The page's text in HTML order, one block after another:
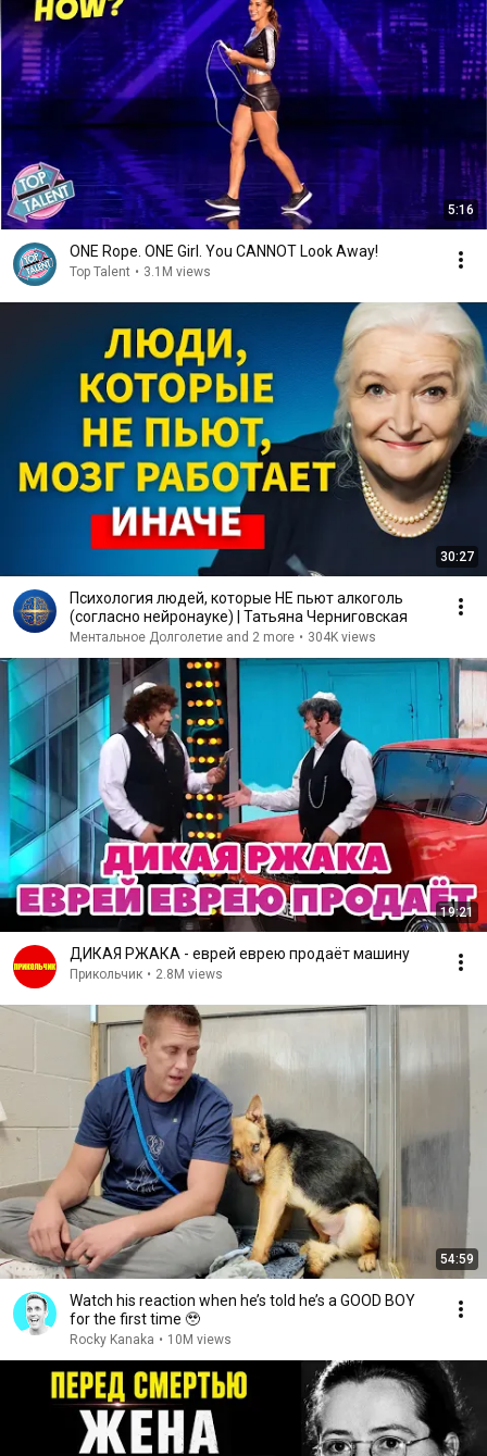
5:16
ONE Rope. ONE Girl. You CANNOT Look Away!
Top Talent • 3.1M views
30:27
Психология людей, которые НЕ пьют алкоголь
(согласно нейронауке) | Татьяна Черниговская
Ментальное Долголетие and 2 more • 304K views
19:21
ДИКАЯ РЖАКА - еврей еврею продаёт машину
Прикольчик • 2.8M views
54:59
Watch his reaction when he’s told he’s a GOOD BOY
for the first time 🥹
Rocky Kanaka • 10M views